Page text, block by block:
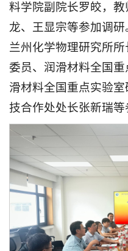
料学院副院长罗皎，
龙、王显宗等参加调研
兰州化学物理研究所
委员、润滑材料全国
滑材料全国重点实验
技合作处处长张新瑞等